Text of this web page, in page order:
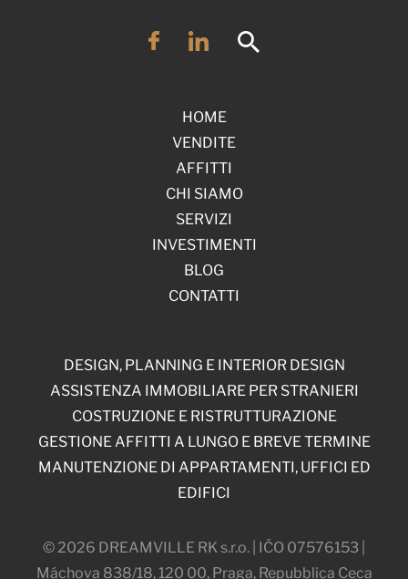
HOME
VENDITE
AFFITTI
CHI SIAMO
SERVIZI
INVESTIMENTI
BLOG
CONTATTI
© 2026 DREAMVILLE RK s.r.o. | IČO 07576153 |
Máchova 838/18, 120 00, Praga, Repubblica Ceca
DESIGN, PLANNING E INTERIOR DESIGN
ASSISTENZA IMMOBILIARE PER STRANIERI
COSTRUZIONE E RISTRUTTURAZIONE
GESTIONE AFFITTI A LUNGO E BREVE TERMINE
MANUTENZIONE DI APPARTAMENTI, UFFICI ED
EDIFICI